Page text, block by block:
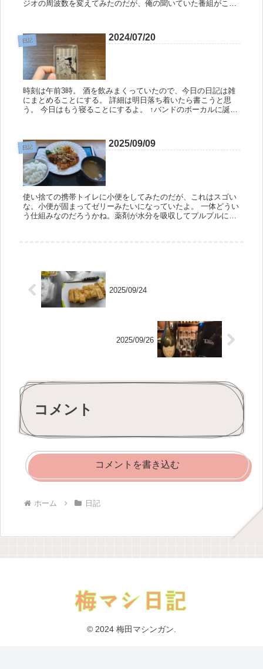
ジオの周波数を変えてみたのだが、俺の聞いていた番組がこと
日記 2024/07/20
時刻は午前3時。 酒を飲みまくっていたので、今日の日記は雑
にまとめることにする。 詳細は明日落ち着いたら書こうと思
う。 今日はもう寝ることにするよ。 ↑バンドのボーカルに誕プ
日記 2025/09/09
使い捨ての携帯トイレに小便をしてみたのだが、これはスゴい
な。小便が固まってゼリーみたいになっていたよ。 一体どうい
う仕組みなのだろうかね。薬剤が水分を吸収してプルプルにな
2025/09/24
2025/09/26
コメント
コメントを書き込む
ホーム 日記
© 2024 梅田マシンガン.